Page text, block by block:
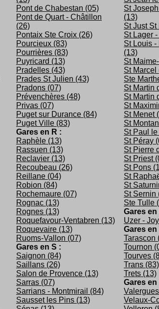
Pont de Chabestan (05)
Pont de Quart - Châtillon
(26)
Pontaix Ste Croix (26)
Pourcieux (83)
Pourrières (83)
Puyricard (13)
Pradelles (43)
Prades St Julien (43)
Pradons (07)
Prévenchères (48)
Privas (07)
Puget sur Durance (84)
Puget Ville (83)
Gares en R :
Raphèle (13)
Rassuen (13)
Reclavier (13)
Recoubeau (26)
Reillane (04)
Robion (84)
Rochemaure (07)
Rognac (13)
Rognes (13)
Roquefavour-Ventabren (13)
Roquevaire (13)
Ruoms-Vallon (07)
Gares en S :
Saignon (84)
Saillans (26)
Salon de Provence (13)
Sarras (07)
Sarrians - Montmirail (84)
Sausset les Pins (13)
St
(13)
St Just St
St Lager
St Louis
(13)
St
St Marcel
Ste
St Martin
St Martin
St
St Menet
St
St Paul
St Péray
St Pierre
St Priest
St Pons
St
St
St Sernin
Ste Tulle
Gares en
Uzer -
Gares en
Tarascon
Tournon
Tourves
Trans (83)
Trets (13)
Gares en
Velaux-